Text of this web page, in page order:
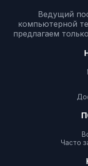
Ведущий
компьютерной
предлагаем
Часто